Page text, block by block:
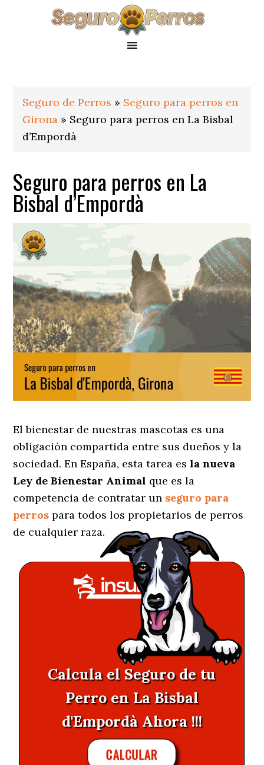
Seguro de Perros » Seguro para perros en
Girona » Seguro para perros en La Bisbal
d’Empordà
Seguro para perros en La
Bisbal d’Empordà
El bienestar de nuestras mascotas es una
obligación compartida entre sus dueños y la
sociedad. En España, esta tarea esla nueva
Ley de Bienestar Animal que es la
competencia de contratar un seguro para
perros para todos los propietarios de perros
de cualquier raza.
Calcula el Seguro de tu
Perro en La Bisbal
d'Empordà Ahora !!!
CALCULAR